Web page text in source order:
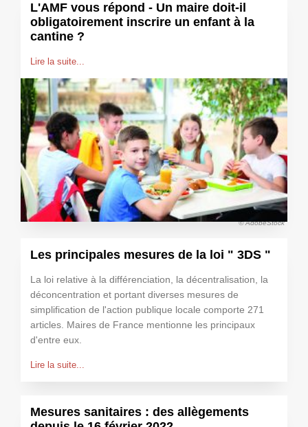
L'AMF vous répond - Un maire doit-il
obligatoirement inscrire un enfant à la
cantine ?
Lire la suite...
© AdobeStock
Les principales mesures de la loi " 3DS "
La loi relative à la différenciation, la décentralisation, la
déconcentration et portant diverses mesures de
simplification de l'action publique locale comporte 271
articles. Maires de France mentionne les principaux
d'entre eux.
Lire la suite...
Mesures sanitaires : des allègements